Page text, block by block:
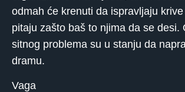
odmah će krenuti da ispravljaju
pitaju zašto baš to njima da se desi.
sitnog problema su u stanju da
dramu.
Vaga